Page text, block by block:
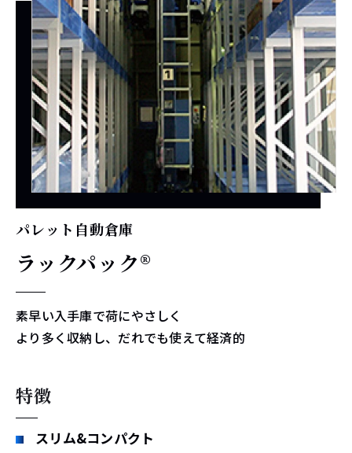
パレット自動倉庫
ラックパック®
素早い入手庫で荷にやさしく
より多く収納し、だれでも使えて経済的
特徴
スリム&コンパクト